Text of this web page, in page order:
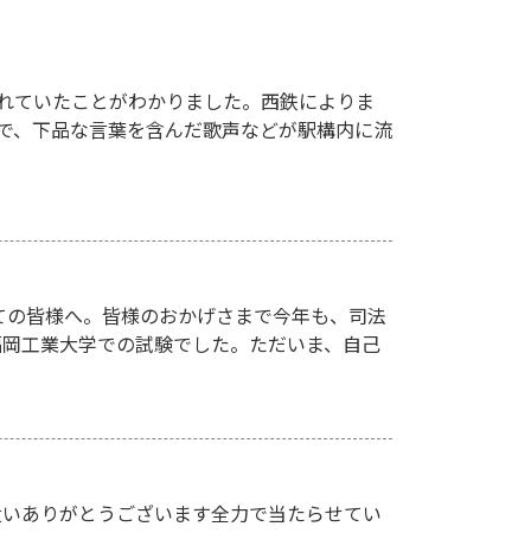
ていたことがわかりました。西鉄によりま
、下品な言葉を含んだ歌声などが駅構内に流
皆様へ。皆様のおかげさまで今年も、司法
工業大学での試験でした。ただいま、自己
ありがとうございます全力で当たらせてい